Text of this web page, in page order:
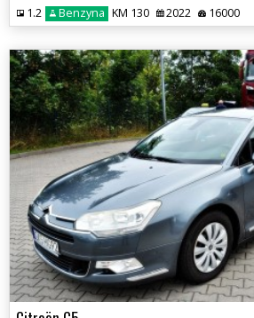
1.2 Benzyna KM 130 2022 16000